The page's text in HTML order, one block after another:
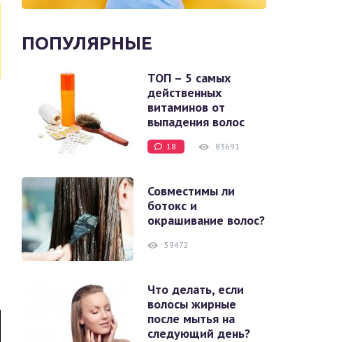
ПОПУЛЯРНЫЕ
ТОП – 5 самых
действенных
витаминов от
выпадения волос
18 83691
Совместимы ли
ботокс и
окрашивание волос?
59472
Что делать, если
волосы жирные
после мытья на
следующий день?